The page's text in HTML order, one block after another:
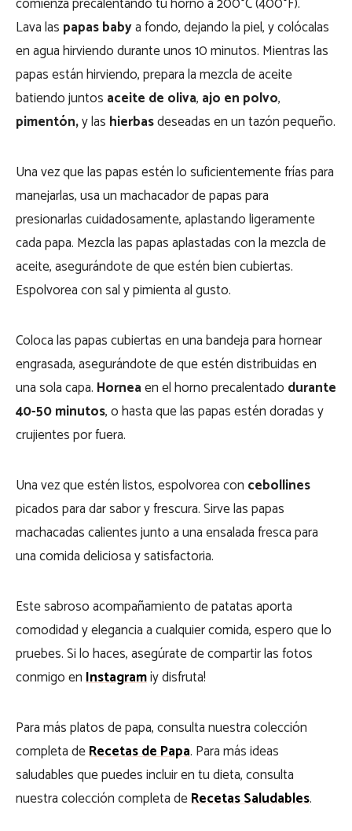
Lava las papas babya fondo, dejando la piel, y colócalas
en agua hirviendo durante unos 10 minutos. Mientras las
papas están hirviendo, prepara la mezcla de aceite
batiendo juntos aceite de oliva, ajo en polvo,
pimentón,y las hierbasdeseadas en un tazón pequeño.
Una vez que las papas estén lo suficientemente frías para
manejarlas, usa un machacador de papas para
presionarlas cuidadosamente, aplastando ligeramente
cada papa. Mezcla las papas aplastadas con la mezcla de
aceite, asegurándote de que estén bien cubiertas.
Espolvorea con sal y pimienta al gusto.
Coloca las papas cubiertas en una bandeja para hornear
engrasada, asegurándote de que estén distribuidas en
una sola capa. Horneaen el horno precalentado durante
40-50 minutos, o hasta que las papas estén doradas y
crujientes por fuera.
Una vez que estén listos, espolvorea con cebollines
picados para dar sabor y frescura. Sirve las papas
machacadas calientes junto a una ensalada fresca para
una comida deliciosa y satisfactoria.
Este sabroso acompañamiento de patatas aporta
comodidad y elegancia a cualquier comida, espero que lo
pruebes. Si lo haces, asegúrate de compartir las fotos
conmigo enInstagram¡y disfruta!
Para más platos de papa, consulta nuestra colección
completa deRecetas de Papa. Para más ideas
saludables que puedes incluir en tu dieta, consulta
nuestra colección completa deRecetas Saludables.